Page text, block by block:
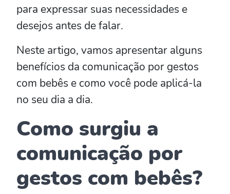
para expressar suas necessidades e
desejos antes de falar.
Neste artigo, vamos apresentar alguns
benefícios da comunicação por gestos
com bebês e como você pode aplicá-la
no seu dia a dia.
Como surgiu a
comunicação por
gestos com bebês?